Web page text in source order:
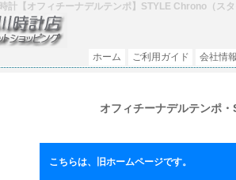
計【オフィチーナデルテンポ】STYLE Chrono（ス
会社情
ご利用ガイド
ホーム
オフィチーナデルテンポ
こちらは、旧ホームページです。